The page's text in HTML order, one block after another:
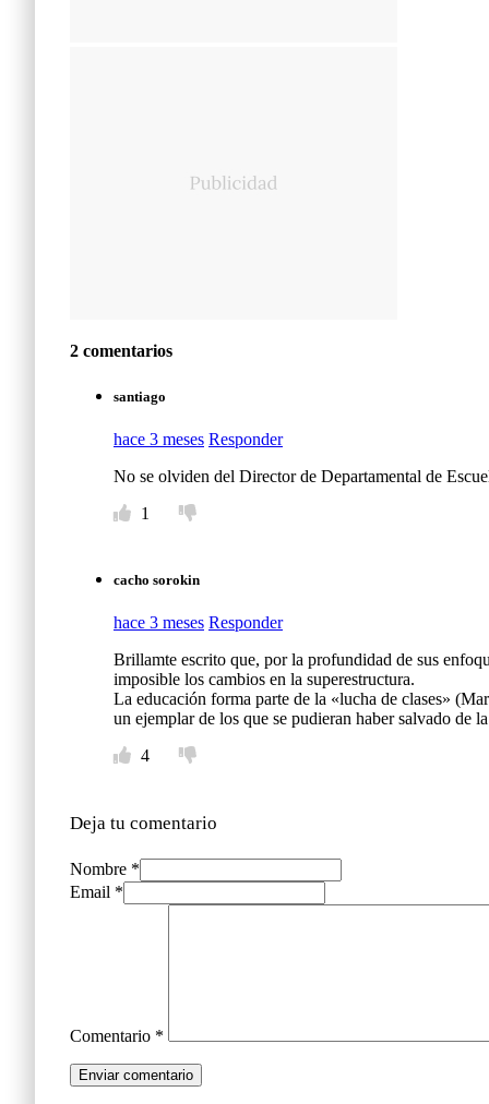
2 comentarios
santiago
hace 3 meses Responder
No se olviden del Director de Departamental de
1
cacho sorokin
hace 3 meses Responder
Brillamte escrito que, por la profundidad de sus
imposible los cambios en la superestructura.
La educación forma parte de la «lucha de clases»
un ejemplar de los que se pudieran haber salvado de
4
Deja tu comentario
Nombre *
Email *
Comentario *